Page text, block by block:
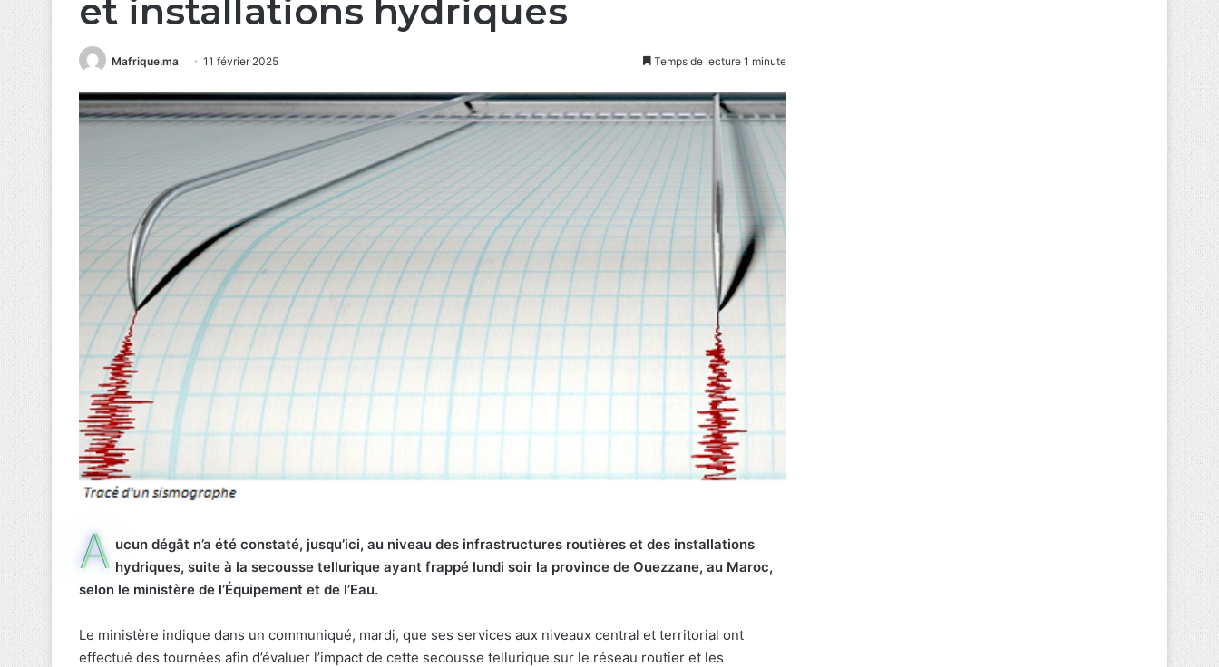
et installations hydriques
Mafrique.ma 11 février 2025 Temps de lecture 1 minute
A ucun dégât n’a été constaté, jusqu’ici, au niveau des infrastructures routières et des installations
hydriques, suite à la secousse tellurique ayant frappé lundi soir la province de Ouezzane, au Maroc,
selon le ministère de l’Équipement et de l’Eau.
Le ministère indique dans un communiqué, mardi, que ses services aux niveaux central et territorial ont
effectué des tournées afin d’évaluer l’impact de cette secousse tellurique sur le réseau routier et les